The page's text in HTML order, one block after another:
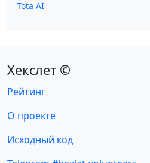
Tota AI
Хекслет ©
Рейтинг
О проекте
Исходный код